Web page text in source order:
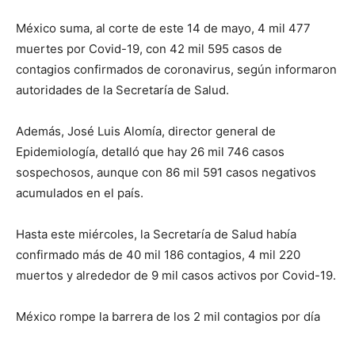
México suma, al corte de este 14 de mayo, 4 mil 477
muertes por Covid-19, con 42 mil 595 casos de
contagios confirmados de coronavirus, según informaron
autoridades de la Secretaría de Salud.
Además, José Luis Alomía, director general de
Epidemiología, detalló que hay 26 mil 746 casos
sospechosos, aunque con 86 mil 591 casos negativos
acumulados en el país.
Hasta este miércoles, la Secretaría de Salud había
confirmado más de 40 mil 186 contagios, 4 mil 220
muertos y alrededor de 9 mil casos activos por Covid-19.
México rompe la barrera de los 2 mil contagios por día